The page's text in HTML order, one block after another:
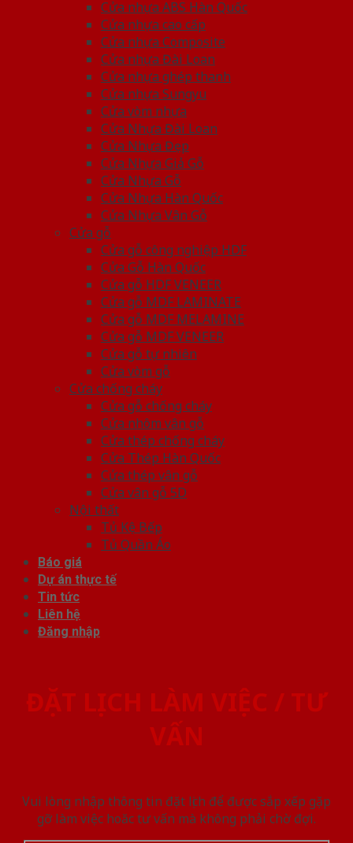
Cửa nhựa ABS Hàn Quốc
Cửa nhựa cao cấp
Cửa nhựa Composite
Cửa nhựa Đài Loan
Cửa nhựa ghép thanh
Cửa nhựa Sungyu
Cửa vòm nhựa
Cửa Nhựa Đài Loan
Cửa Nhựa Đẹp
Cửa Nhựa Giả Gỗ
Cửa Nhựa Gỗ
Cửa Nhựa Hàn Quốc
Cửa Nhựa Vân Gỗ
Cửa gỗ
Cửa gỗ công nghiệp HDF
Cửa Gỗ Hàn Quốc
Cửa gỗ HDF VENEER
Cửa gỗ MDF LAMINATE
Cửa gỗ MDF MELAMINE
Cửa gỗ MDF VENEER
Cửa gỗ tự nhiên
Cửa vòm gỗ
Cửa chống cháy
Cửa gỗ chống cháy
Cửa nhôm vân gỗ
Cửa thép chống cháy
Cửa Thép Hàn Quốc
Cửa thép vân gỗ
Cửa vân gỗ 5D
Nội thất
Tủ Kệ Bếp
Tủ Quần Áo
Báo giá
Dự án thực tế
Tin tức
Liên hệ
Đăng nhập
ĐẶT LỊCH LÀM VIỆC / TƯ
VẤN
Vui lòng nhập thông tin đặt lịch để được sắp xếp gặp
gỡ làm việc hoăc tư vấn mà không phải chờ đợi.